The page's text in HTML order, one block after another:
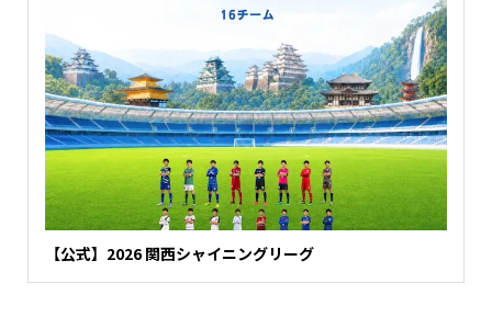
【公式】2026 関西シャイニングリーグ